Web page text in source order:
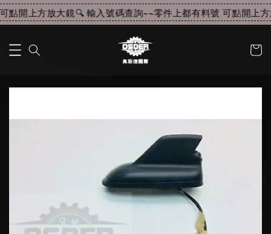
點開上方放大鏡🔍 輸入號碼查詢~~零件上都有料號 可點開上方